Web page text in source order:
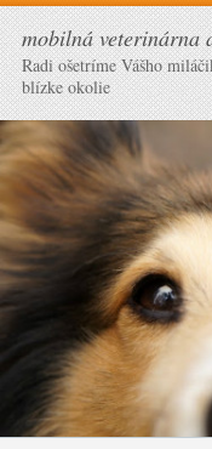
mobilná veterinárna
Radi ošetríme Vášho
blízke okolie